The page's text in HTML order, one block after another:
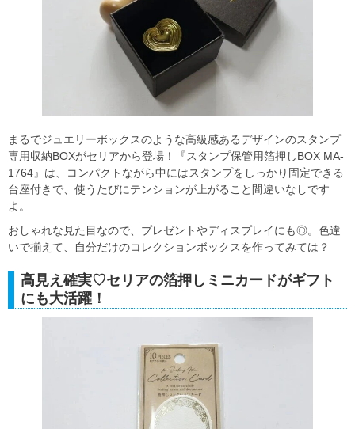
まるでジュエリーボックスのような高級感あるデザインのスタンプ
専用収納BOXがセリアから登場！『スタンプ保管用箔押しBOX MA-
1764』は、コンパクトながら中にはスタンプをしっかり固定できる
台座付きで、使うたびにテンションが上がること間違いなしです
よ。
おしゃれな見た目なので、プレゼントやディスプレイにも◎。色違
いで揃えて、自分だけのコレクションボックスを作ってみては？
高見え確実♡セリアの箔押しミニカードがギフト
にも大活躍！